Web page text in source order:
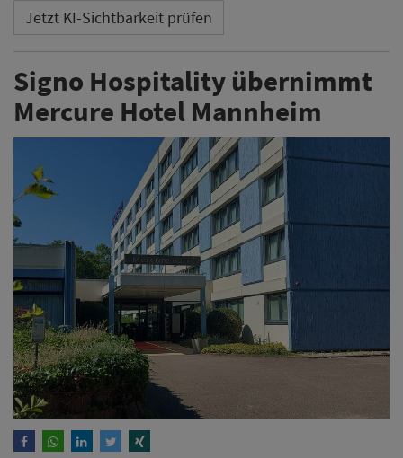
Jetzt KI-Sichtbarkeit prüfen
Signo Hospitality übernimmt
Mercure Hotel Mannheim